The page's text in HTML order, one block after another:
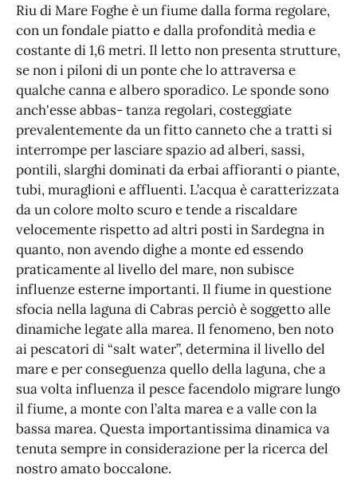
Riu di Mare Foghe è un fiume dalla forma regolare,
con un fondale piatto e dalla profondità media e
costante di 1,6 metri. Il letto non presenta strutture,
se non i piloni di un ponte che lo attraversa e
qualche canna e albero sporadico. Le sponde sono
anch'esse abbas- tanza regolari, costeggiate
prevalentemente da un fitto canneto che a tratti si
interrompe per lasciare spazio ad alberi, sassi,
pontili, slarghi dominati da erbai affioranti o piante,
tubi, muraglioni e affluenti. L’acqua è caratterizzata
da un colore molto scuro e tende a riscaldare
velocemente rispetto ad altri posti in Sardegna in
quanto, non avendo dighe a monte ed essendo
praticamente al livello del mare, non subisce
influenze esterne importanti. Il fiume in questione
sfocia nella laguna di Cabras perciò è soggetto alle
dinamiche legate alla marea. Il fenomeno, ben noto
ai pescatori di “salt water”, determina il livello del
mare e per conseguenza quello della laguna, che a
sua volta influenza il pesce facendolo migrare lungo
il fiume, a monte con l’alta marea e a valle con la
bassa marea. Questa importantissima dinamica va
tenuta sempre in considerazione per la ricerca del
nostro amato boccalone.